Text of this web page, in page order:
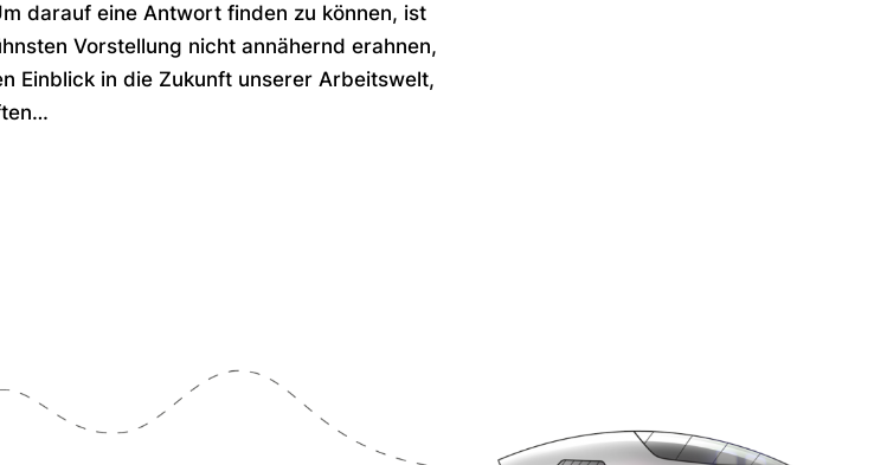
darauf eine Antwort finden zu können, ist
Vorstellung nicht annähernd erahnen,
Einblick in die Zukunft unserer Arbeitswelt,